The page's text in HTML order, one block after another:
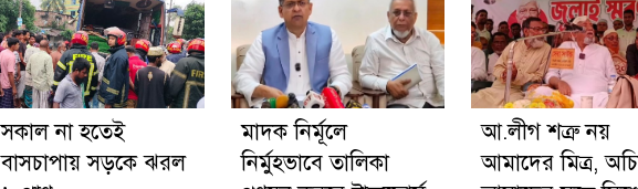
সকাল না হতেই
বাসচাপায় সড়কে ঝরল
মাদক নির্মূলে
নির্মুহভাবে তালিকা
আ.লীগ শত্রু নয়
আমাদের মিত্র,